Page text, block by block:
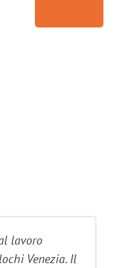
lavoro
Venezia. Il